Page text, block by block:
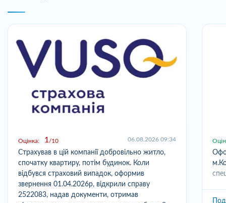
Оцінка: 1 10 06.08.2026 09:34
Страхував в цій компанії добровільно житло,
спочатку квартиру, потім будинок. Коли
відбувся страховий випадок, оформив
звернення 01.04.2026р, відкрили справу
2522083, надав документи, отримав